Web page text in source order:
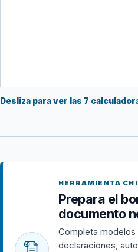
Desliza para ver las 7
HERRAMIENTA
Prepara el
documento
Completa modelos
declaraciones,